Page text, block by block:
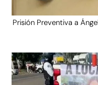
Prisión Preventiva a